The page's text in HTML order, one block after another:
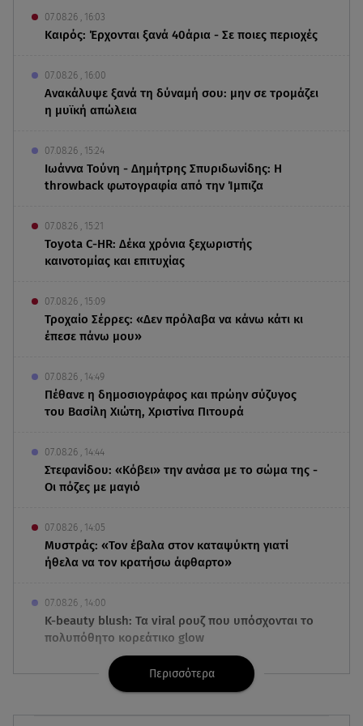
07.08.26 , 16:03
Καιρός: Έρχονται ξανά 40άρια - Σε ποιες περιοχές
07.08.26 , 16:00
Ανακάλυψε ξανά τη δύναμή σου: μην σε τρομάζει
η μυϊκή απώλεια
07.08.26 , 15:24
Ιωάννα Τούνη - Δημήτρης Σπυριδωνίδης: Η
throwback φωτογραφία από την Ίμπιζα
07.08.26 , 15:21
Toyota C-HR: Δέκα χρόνια ξεχωριστής
καινοτομίας και επιτυχίας
07.08.26 , 15:09
Τροχαίο Σέρρες: «Δεν πρόλαβα να κάνω κάτι κι
έπεσε πάνω μου»
07.08.26 , 14:49
Πέθανε η δημοσιογράφος και πρώην σύζυγος
του Βασίλη Χιώτη, Χριστίνα Πιτουρά
07.08.26 , 14:44
Στεφανίδου: «Κόβει» την ανάσα με το σώμα της -
Οι πόζες με μαγιό
07.08.26 , 14:05
Μυστράς: «Τον έβαλα στον καταψύκτη γιατί
ήθελα να τον κρατήσω άφθαρτο»
07.08.26 , 14:00
K-beauty blush: Τα viral ρουζ που υπόσχονται το
πολυπόθητο κορεάτικο glow
07.08.26 , 13:42
Παραλίες: Πάνω από 1.500 έλεγχοι - Στη μάχη
drones και νέες τεχνολογίες
Περισσότερα